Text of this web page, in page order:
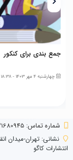
جمع بندی برای کنکور
چهارشنبه 4 مهر 1403 - 18:38
شماره تماس‌: 09331680945
نشانی:
انتشارات کاگو